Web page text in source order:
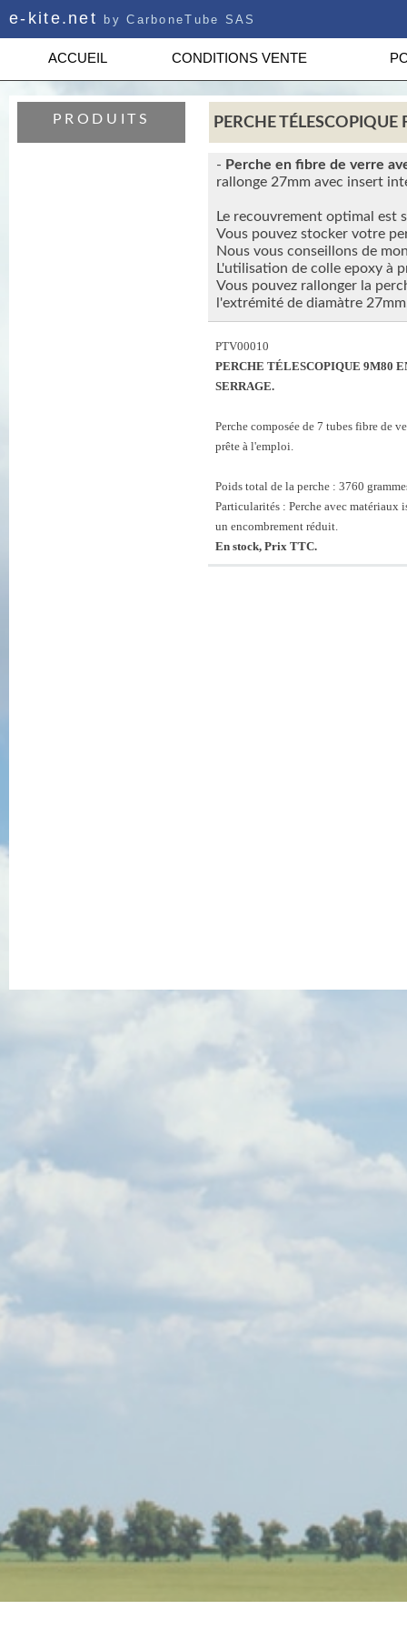
e-kite.net by CarboneTube SAS
ACCUEIL CONDITIONS VENTE
PRODUITS PERCHE TÉLESCOPIQUE
- Perche en fibre de verre
rallonge 27mm avec insert
Le recouvrement optimal est
Vous pouvez stocker votre
Nous vous conseillons de
L'utilisation de colle epoxy à
Vous pouvez rallonger la
l'extrémité de diamàtre
PTV00010
PERCHE TÉLESCOPIQUE 9M80
SERRAGE.
Perche composée de 7 tubes fibre de
prête à l'emploi.
Poids total de la perche : 3760
Particularités : Perche avec matériaux
un encombrement réduit.
En stock, Prix TTC.